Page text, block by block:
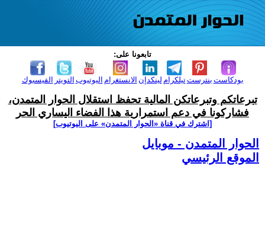
تابعونا على:
الفيسبوك التويتر اليوتيوب الانستغرام لينكدإن تيلكرامبنترست بودكاست
تبرعاتكم وتبرعاتكن المالية تحفظ استقلال الحوار المتمدن،
فشاركونا في دعم استمرارية هذا الفضاء اليساري الحر
[اشترك في قناة ‫«الحوار المتمدن» على اليوتيوب]
الحوار المتمدن - موبايل
الموقع الرئيسي